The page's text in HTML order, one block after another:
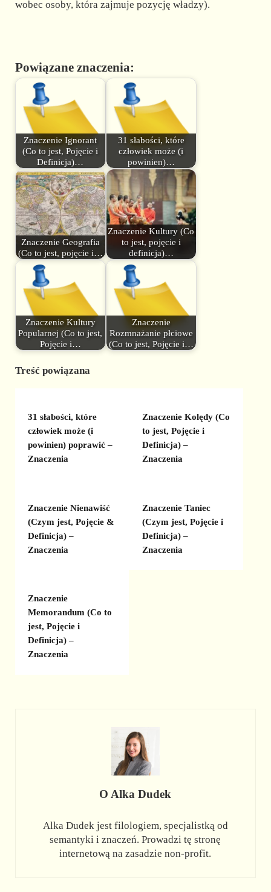
wobec osoby, która zajmuje pozycję władzy).
Powiązane znaczenia:
Znaczenie Ignorant
(Co to jest, Pojęcie i
Definicja)…
31 słabości, które
człowiek może (i
powinien)…
Znaczenie Geografia
(Co to jest, pojęcie i…
Znaczenie Kultury (Co
to jest, pojęcie i
definicja)…
Znaczenie Kultury
Popularnej (Co to jest,
Pojęcie i…
Znaczenie
Rozmnażanie płciowe
(Co to jest, Pojęcie i…
Treść powiązana
31 słabości, które
człowiek może (i
powinien) poprawić –
Znaczenia
Znaczenie Kolędy (Co
to jest, Pojęcie i
Definicja) –
Znaczenia
Znaczenie Nienawiść
(Czym jest, Pojęcie &
Definicja) –
Znaczenia
Znaczenie Taniec
(Czym jest, Pojęcie i
Definicja) –
Znaczenia
Znaczenie
Memorandum (Co to
jest, Pojęcie i
Definicja) –
Znaczenia
O Alka Dudek
Alka Dudek jest filologiem, specjalistką od
semantyki i znaczeń. Prowadzi tę stronę
internetową na zasadzie non-profit.